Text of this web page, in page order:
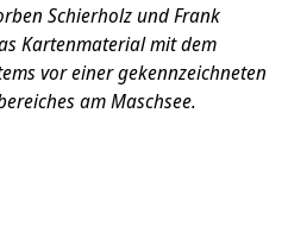
Schierholz und Frank
Kartenmaterial mit dem
vor einer gekennzeichneten
am Maschsee.